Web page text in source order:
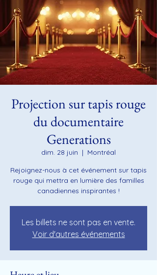
Projection sur tapis rouge
du documentaire
Generations
dim. 28 juin
  |
Montréal
Rejoignez-nous à cet événement sur tapis
rouge qui mettra en lumière des familles
canadiennes inspirantes !
Les billets ne sont pas en vente.
Voir d'autres événements